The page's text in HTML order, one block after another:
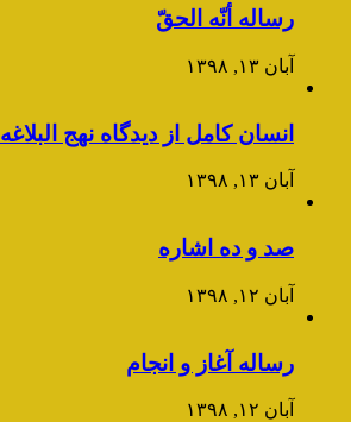
رساله أنّه الحقّ
آبان ۱۳, ۱۳۹۸
انسان کامل از دیدگاه نهج البلاغه
آبان ۱۳, ۱۳۹۸
صد و ده اشاره
آبان ۱۲, ۱۳۹۸
رساله آغاز و انجام
آبان ۱۲, ۱۳۹۸